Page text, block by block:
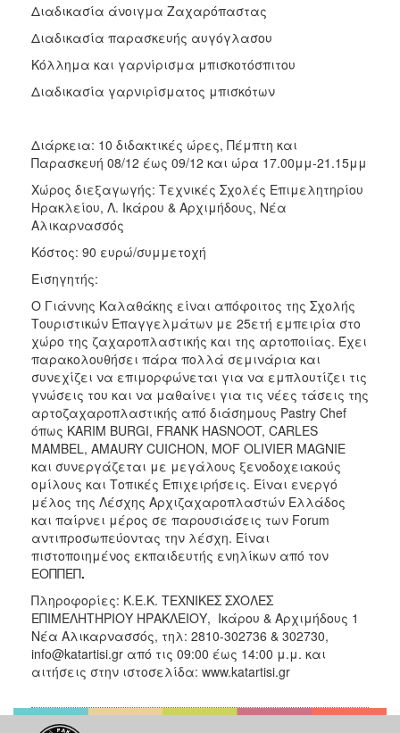
Διαδικασία άνοιγμα Ζαχαρόπαστας
Διαδικασία παρασκευής αυγόγλασου
Κόλλημα και γαρνίρισμα μπισκοτόσπιτου
Διαδικασία γαρνιρίσματος μπισκότων
Διάρκεια: 10 διδακτικές ώρες, Πέμπτη και
Παρασκευή 08/12 έως 09/12 και ώρα 17.00μμ-21.15μμ
Χώρος διεξαγωγής: Τεχνικές Σχολές Επιμελητηρίου
Ηρακλείου, Λ. Ικάρου & Αρχιμήδους, Νέα
Αλικαρνασσός
Κόστος: 90 ευρώ/συμμετοχή
Εισηγητής:
Ο Γιάννης Καλαθάκης είναι απόφοιτος της Σχολής
Τουριστικών Επαγγελμάτων με 25ετή εμπειρία στο
χώρο της ζαχαροπλαστικής και της αρτοποιίας. Έχει
παρακολουθήσει πάρα πολλά σεμινάρια και
συνεχίζει να επιμορφώνεται για να εμπλουτίζει τις
γνώσεις του και να μαθαίνει για τις νέες τάσεις της
αρτοζαχαροπλαστικής από διάσημους Pastry Chef
όπως KARIM BURGI, FRANK HASNOOT, CARLES
MAMBEL, AMAURY CUICHON, ΜΟF OLIVIER MAGNIE
και συνεργάζεται με μεγάλους ξενοδοχειακούς
ομίλους και Τοπικές Επιχειρήσεις. Είναι ενεργό
μέλος της Λέσχης Αρχιζαχαροπλαστών Ελλάδος
και παίρνει μέρος σε παρουσιάσεις των Forum
αντιπροσωπεύοντας την λέσχη. Είναι
πιστοποιημένος εκπαιδευτής ενηλίκων από τον
ΕΟΠΠΕΠ.
Πληροφορίες: Κ.Ε.Κ. ΤΕΧΝΙΚΕΣ ΣΧΟΛΕΣ
ΕΠΙΜΕΛΗΤΗΡΙΟΥ ΗΡΑΚΛΕΙΟΥ, Ικάρου & Αρχιμήδους 1
Νέα Αλικαρνασσός, τηλ: 2810-302736 & 302730,
info@katartisi.gr από τις 09:00 έως 14:00 μ.μ. και
αιτήσεις στην ιστοσελίδα: www.katartisi.gr